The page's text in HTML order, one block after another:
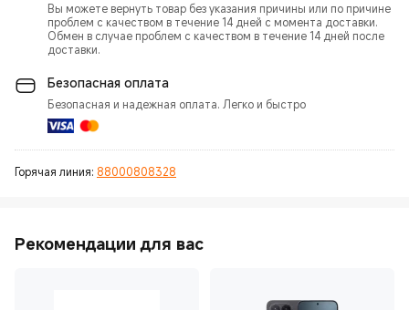
Вы можете вернуть товар без указания причины или по причине
проблем с качеством в течение 14 дней с момента доставки.
Обмен в случае проблем с качеством в течение 14 дней после
доставки.
Безопасная оплата
Безопасная и надежная оплата. Легко и быстро
Горячая линия: 88000808328
Рекомендации для вас